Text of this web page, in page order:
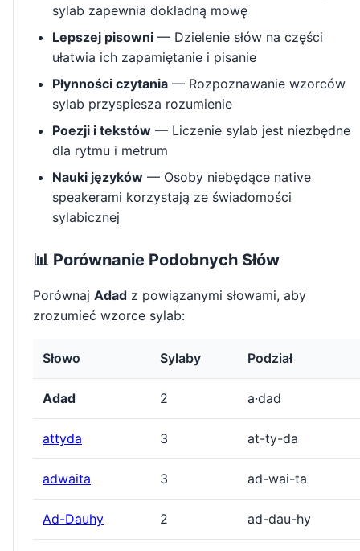
sylab zapewnia dokładną mowę
Lepszej pisowni — Dzielenie słów na części
ułatwia ich zapamiętanie i pisanie
Płynności czytania — Rozpoznawanie wzorców
sylab przyspiesza rozumienie
Poezji i tekstów — Liczenie sylab jest niezbędne
dla rytmu i metrum
Nauki języków — Osoby niebędące native
speakerami korzystają ze świadomości
sylabicznej
📊 Porównanie Podobnych Słów
Porównaj Adad z powiązanymi słowami, aby
zrozumieć wzorce sylab:
Słowo Sylaby Podział
Adad 2 a·dad
attyda 3 at-ty-da
adwaita 3 ad-wai-ta
Ad-Dauhy 2 ad-dau-hy